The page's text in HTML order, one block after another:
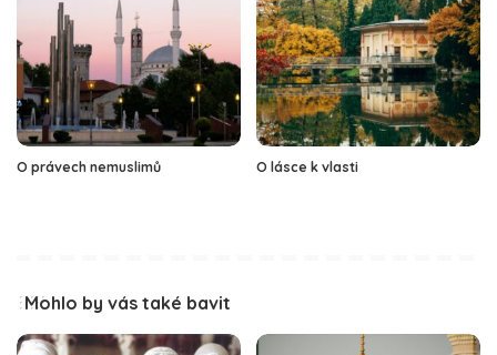
O právech nemuslimů O lásce k vlasti
Mohlo by vás také bavit